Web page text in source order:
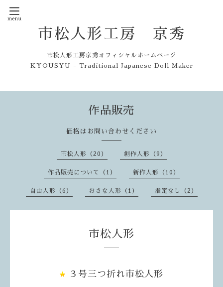
市松人形工房 京秀
市松人形工房京秀オフィシャルホームページ
KYOUSYU - Traditional Japanese Doll Maker
作品販売
価格はお問い合わせください
市松人形（20） 創作人形（9）
作品販売について（1） 新作人形（10）
自由人形（6） おさな人形（1） 指定なし（2）
市松人形
３号三つ折れ市松人形